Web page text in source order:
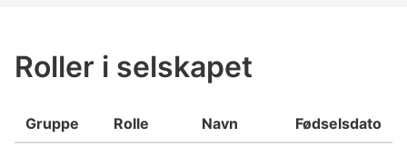
Roller i selskapet
Gruppe Rolle Navn Fødselsdato